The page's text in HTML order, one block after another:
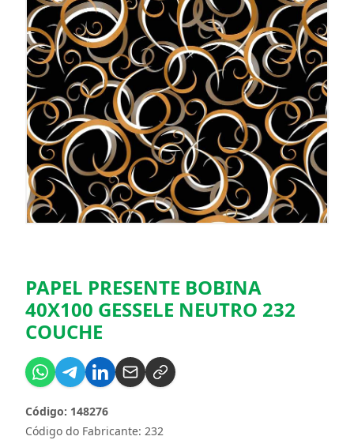
PAPEL PRESENTE BOBINA
40X100 GESSELE NEUTRO 232
COUCHE
Código do Fabricante: 232
Código: 148276